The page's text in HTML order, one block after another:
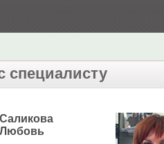
специалисту
Саликова
Любовь